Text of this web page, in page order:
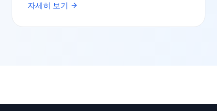
자세히 보기